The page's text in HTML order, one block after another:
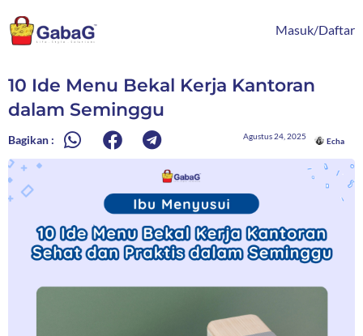
ke
konten
Masuk/Daftar
10 Ide Menu Bekal Kerja Kantoran
dalam Seminggu
Bagikan : Agustus 24, 2025
Echa